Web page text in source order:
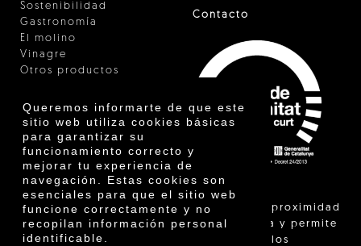
Queremos informarte de que este
sitio web utiliza cookies básicas
para garantizar su
funcionamiento correcto y
mejorar tu experiencia de
navegación. Estas cookies son
esenciales para que el sitio web
funcione correctamente y no
recopilan información personal
identificable.
Sostenibilidad
Gastronomía
El molino
Vinagre
Otros productos
Premios
Innovación
Contacto
"La venta de proximidad
está regulada y permite
identificar a los